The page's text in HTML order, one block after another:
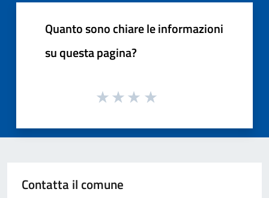
Quanto sono chiare le informazioni
su questa pagina?
Contatta il comune